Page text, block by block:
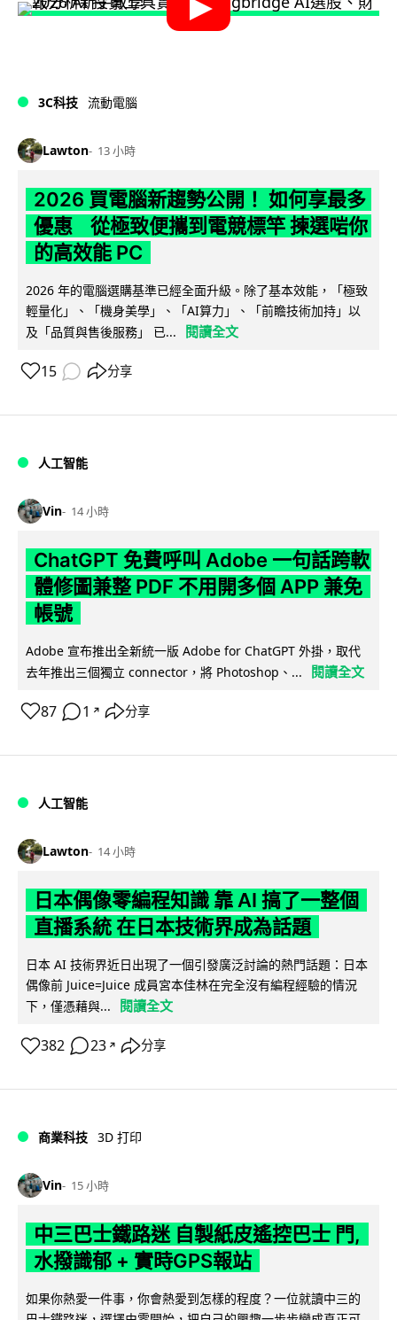
3C科技 流動電腦
Lawton 13 小時
2026 買電腦新趨勢公開！ 如何享最多
優惠 從極致便攜到電競標竿 揀選啱你
的高效能 PC
2026 年的電腦選購基準已經全面升級。除了基本效能，「極致
輕量化」、「機身美學」、「AI算力」、「前瞻技術加持」以
及「品質與售後服務」 已...
閱讀全文
15 分享
人工智能
Vin 14 小時
ChatGPT 免費呼叫 Adobe 一句話跨軟
體修圖兼整 PDF 不用開多個 APP 兼免
帳號
Adobe 宣布推出全新統一版 Adobe for ChatGPT 外掛，取代
去年推出三個獨立 connector，將 Photoshop、...
閱讀全文
87 1 ↗ 分享
人工智能
Lawton 14 小時
日本偶像零編程知識 靠 AI 搞了一整個
直播系統 在日本技術界成為話題
日本 AI 技術界近日出現了一個引發廣泛討論的熱門話題：日本
偶像前 Juice=Juice 成員宮本佳林在完全沒有編程經驗的情況
下，僅憑藉與...
閱讀全文
382 23 ↗ 分享
商業科技 3D 打印
Vin 15 小時
中三巴士鐵路迷 自製紙皮遙控巴士 門,
水撥識郁 + 實時GPS報站
如果你熱愛一件事，你會熱愛到怎樣的程度？一位就讀中三的